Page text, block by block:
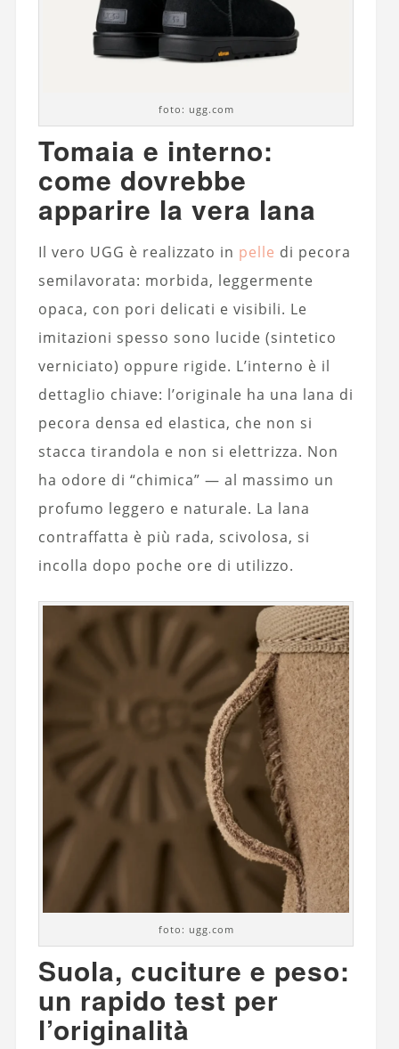
foto: ugg.com
Tomaia e interno:
come dovrebbe
apparire la vera lana
Il vero UGG è realizzato in pelle di pecora
semilavorata: morbida, leggermente
opaca, con pori delicati e visibili. Le
imitazioni spesso sono lucide (sintetico
verniciato) oppure rigide. L’interno è il
dettaglio chiave: l’originale ha una lana di
pecora densa ed elastica, che non si
stacca tirandola e non si elettrizza. Non
ha odore di “chimica” — al massimo un
profumo leggero e naturale. La lana
contraffatta è più rada, scivolosa, si
incolla dopo poche ore di utilizzo.
foto: ugg.com
Suola, cuciture e peso:
un rapido test per
l’originalità